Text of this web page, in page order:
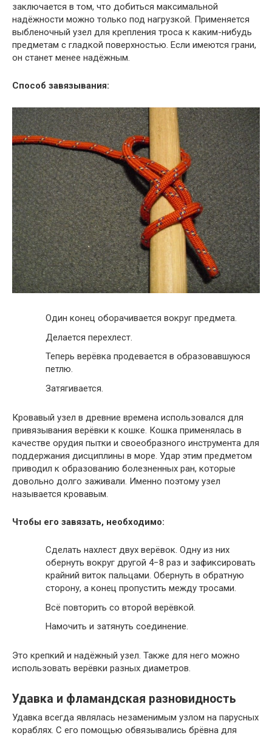
заключается в том, что добиться максимальной
надёжности можно только под нагрузкой. Применяется
выбленочный узел для крепления троса к каким-нибудь
предметам с гладкой поверхностью. Если имеются грани,
он станет менее надёжным.
Способ завязывания:
Один конец оборачивается вокруг предмета.
Делается перехлест.
Теперь верёвка продевается в образовавшуюся
петлю.
Затягивается.
Кровавый узел в древние времена использовался для
привязывания верёвки к кошке. Кошка применялась в
качестве орудия пытки и своеобразного инструмента для
поддержания дисциплины в море. Удар этим предметом
приводил к образованию болезненных ран, которые
довольно долго заживали. Именно поэтому узел
называется кровавым.
Чтобы его завязать, необходимо:
Сделать нахлест двух верёвок. Одну из них
обернуть вокруг другой 4−8 раз и зафиксировать
крайний виток пальцами. Обернуть в обратную
сторону, а конец пропустить между тросами.
Всё повторить со второй верёвкой.
Намочить и затянуть соединение.
Это крепкий и надёжный узел. Также для него можно
использовать верёвки разных диаметров.
Удавка и фламандская разновидность
Удавка всегда являлась незаменимым узлом на парусных
кораблях. С его помощью обвязывались брёвна для